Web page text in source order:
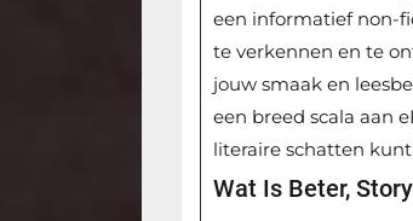
een informatief non-
te verkennen en te
jouw smaak en
een breed scala aan
literaire schatten
Wat Is Beter,